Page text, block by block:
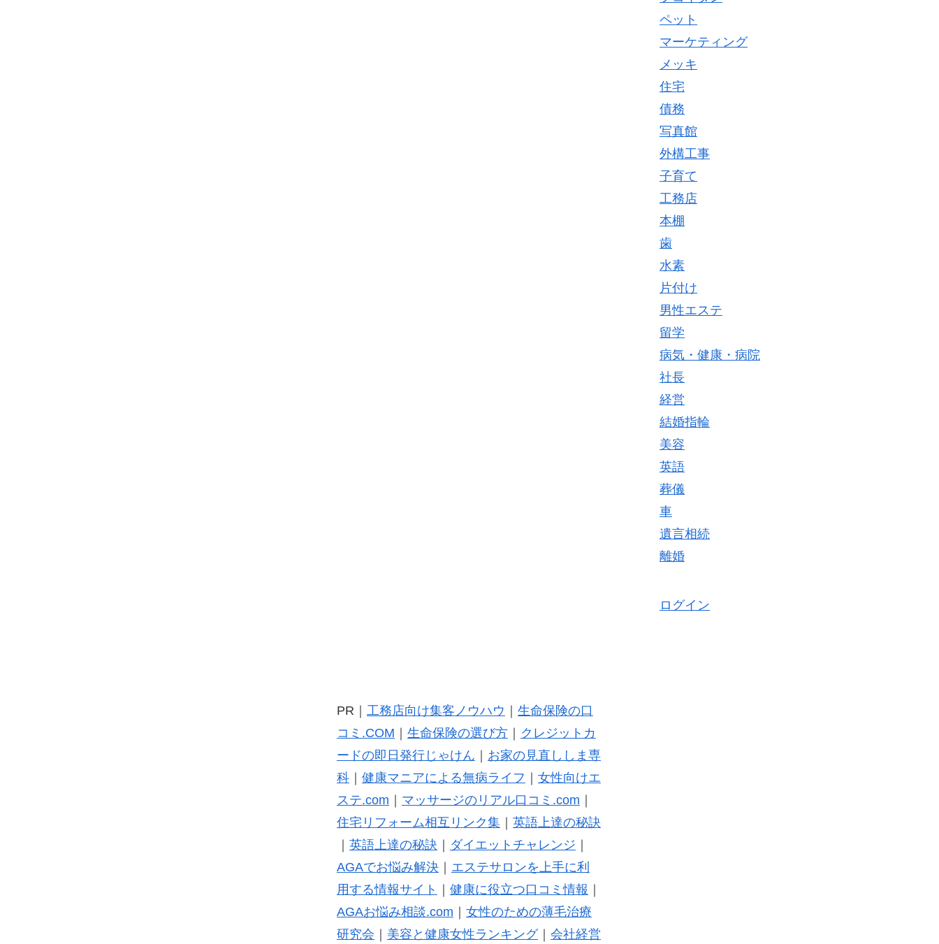
ペット
マーケティング
メッキ
住宅
債務
写真館
外構工事
子育て
工務店
本棚
歯
水素
片付け
男性エステ
留学
病気・健康・病院
社長
経営
結婚指輪
美容
英語
葬儀
車
遺言相続
離婚
ログイン
PR｜ 工務店向け集客ノウハウ
生命保険の口
コミ.COM
生命保険の選び方｜
クレジットカ
ードの即日発行じゃけん
お家の見直ししま専
科｜ 健康マニアによる無病ライフ
女性向けエ
ステ.com
マッサージのリアル口コミ.com
住宅リフォーム相互リンク集｜ 英語上達の秘訣
英語上達の秘訣 ダイエットチャレンジ
AGAでお悩み解決｜ エステサロンを上手に利
用する情報サイト
健康に役立つ口コミ情報
AGAお悩み相談.com
女性のための薄毛治療
研究会
美容と健康女性ランキング｜ 会社経営